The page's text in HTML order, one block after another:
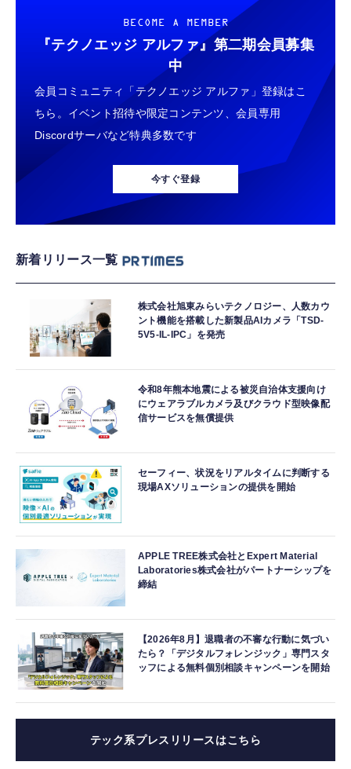
BECOME A MEMBER
『テクノエッジ アルファ』 第二期会員募集
中
会員コミュニティ「テクノエッジ アルファ」登録はこ
ちら。イベント招待や限定コンテンツ、会員専用
Discordサーバなど特典多数です
今すぐ登録
新着リリース一覧
株式会社旭東みらいテクノロジー、人数カウ
ント機能を搭載した新製品AIカメラ「TSD-
5V5-IL-IPC」を発売
令和8年熊本地震による被災自治体支援向け
にウェアラブルカメラ及びクラウド型映像配
信サービスを無償提供
セーフィー、状況をリアルタイムに判断する
現場AXソリューションの提供を開始
APPLE TREE株式会社とExpert Material
Laboratories株式会社がパートナーシップを
締結
【2026年8月】退職者の不審な行動に気づい
たら？「デジタルフォレンジック」専門スタ
ッフによる無料個別相談キャンペーンを開始
テック系プレスリリースはこちら